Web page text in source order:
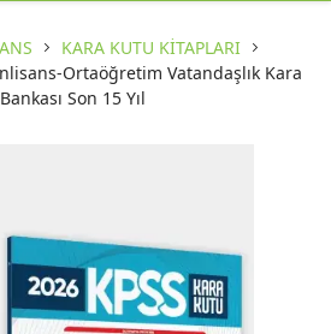
KARA KUTU KİTAPLARI
Ortaöğretim Vatandaşlık Kara
Son 15 Yıl